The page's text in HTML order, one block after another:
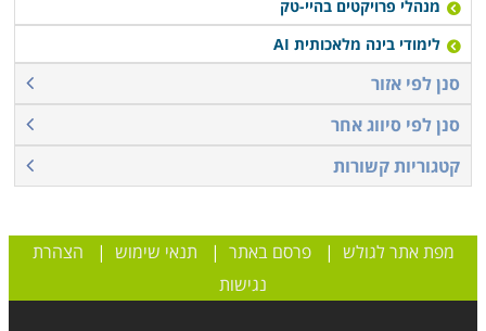
מנהלי פרויקטים בהיי-טק
לימודי בינה מלאכותית AI
סנן לפי אזור
סנן לפי סיווג אחר
קטגוריות קשורות
מפת אתר לגולש |פרסם באתר | תנאי שימוש | הצהרת
נגישות